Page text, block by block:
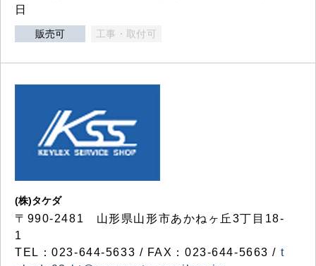
日
販売可 工事・取付可
(株)タケダ
〒990-2481 山形県山形市あかねヶ丘3丁目18-
1
TEL：023-644-5633 / FAX：023-644-5663 / t